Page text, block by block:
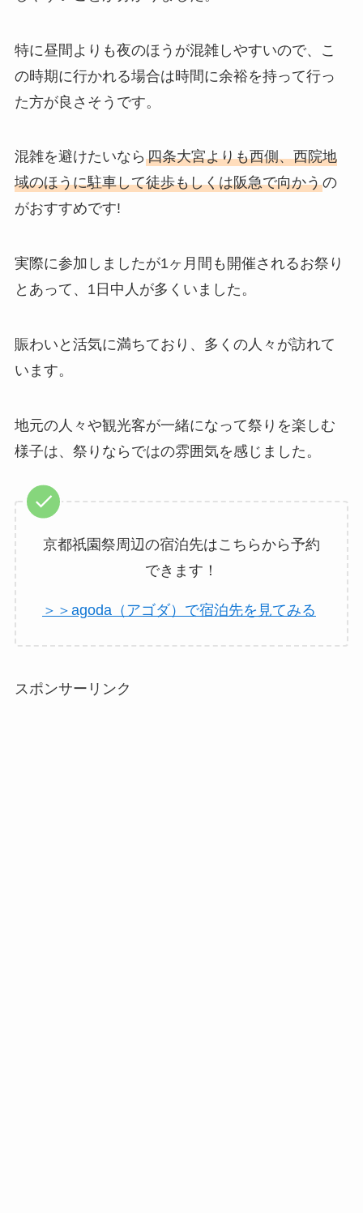
特に昼間よりも夜のほうが混雑しやすいので、こ
の時期に行かれる場合は時間に余裕を持って行っ
た方が良さそうです。
混雑を避けたいなら 四条大宮よりも西側、西院地
域のほうに駐車して徒歩もしくは阪急で向かうの
がおすすめです!
実際に参加しましたが1ヶ月間も開催されるお祭り
とあって、1日中人が多くいました。
賑わいと活気に満ちており、多くの人々が訪れて
います。
地元の人々や観光客が一緒になって祭りを楽しむ
様子は、祭りならではの雰囲気を感じました。
京都祇園祭周辺の宿泊先はこちらから予約
できます！
＞＞agoda（アゴダ）で宿泊先を見てみる
スポンサーリンク